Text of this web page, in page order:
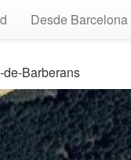
Desde Barcelona
de-Barberans